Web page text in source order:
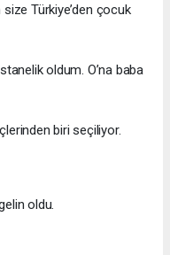
Türkiye’den çocuk
oldum. O’na baba
biri seçiliyor.
oldu.